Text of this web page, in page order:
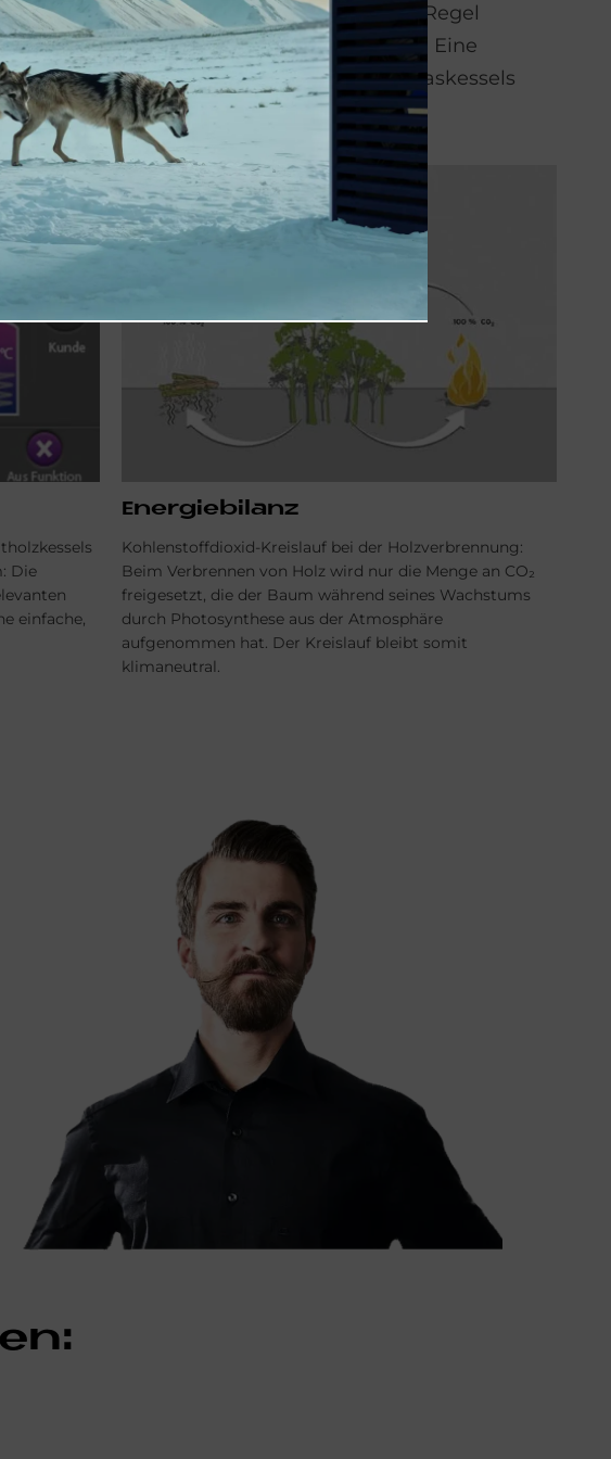
wird besonders effizient verbrannt. In der Regel
von zwei bis vier Tagen. Praktisch: Eine
oder den Betrieb eines Öl- oder Gaskessels
Die
einfache,
Energiebilanz
Kohlenstoffdioxid-Kreislauf bei der Holzverbrennung:
Beim Verbrennen von Holz wird nur die Menge an CO₂
freigesetzt, die der Baum während seines Wachstums
durch Photosynthese aus der Atmosphäre
aufgenommen hat. Der Kreislauf bleibt somit
klimaneutral.